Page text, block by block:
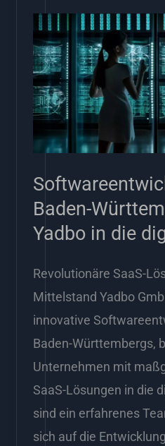
Baden-
Yadbo in die
Revolutionäre SaaS-
Mittelstand Yadbo
innovative
Baden-Württembergs,
Unternehmen mit
SaaS-Lösungen in die
sind ein erfahrenes
sich auf die
Softwareentwicklung
in
Baden-
Württemberg:
Mit
Yadbo
die
digitale
Zukunft